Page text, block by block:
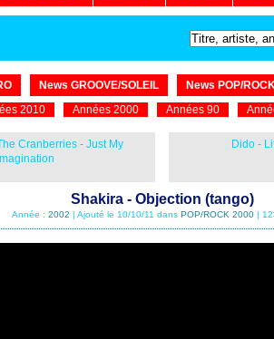
News GROOVE/SOLEIL News POP/
2010 Années 2000 Années 90
Cranberries - Just My
Imagination
Dido -
Shakira - Objection (tango)
Année : 2002 | Ajouté le 10/10/11 dans POP/ROCK 2000 |